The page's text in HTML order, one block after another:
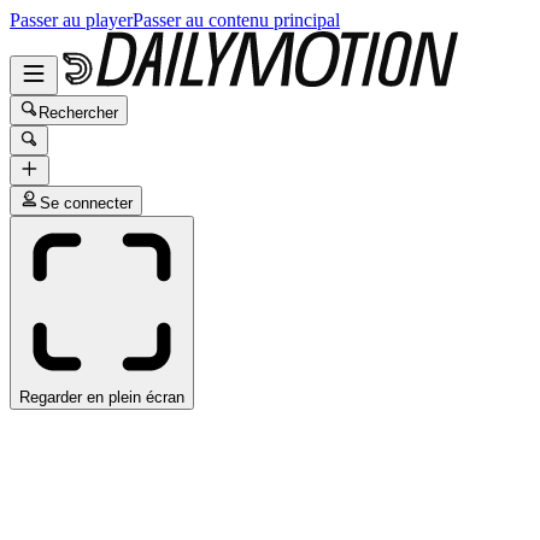
Passer au playerPasser au contenu principal
Rechercher
Se connecter
Regarder en plein écran